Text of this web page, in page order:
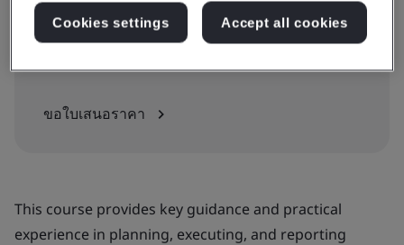
ขอใบเสนอราคา:
ขอใบเสนอราคา
This course provides key guidance and practical
experience in planning, executing, and reporting
Cookies settings Accept all cookies